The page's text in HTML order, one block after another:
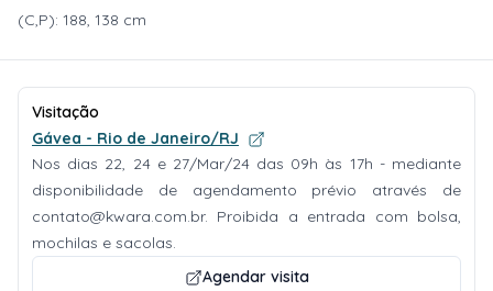
(C,P): 188, 138 cm
Visitação
Gávea - Rio de Janeiro/RJ
Nos dias 22, 24 e 27/Mar/24 das 09h às 17h - mediante
disponibilidade de agendamento prévio através de
contato@kwara.com.br. Proibida a entrada com bolsa,
mochilas e sacolas.
Agendar visita